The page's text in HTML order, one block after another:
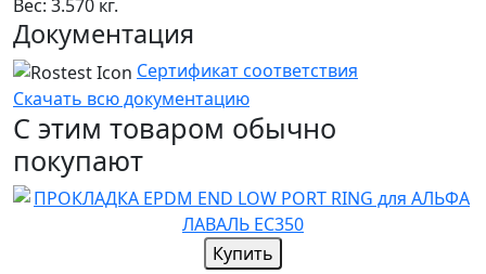
Вес: 3.570 кг.
Документация
Сертификат соответствия
Скачать всю документацию
С этим товаром обычно
покупают
Купить